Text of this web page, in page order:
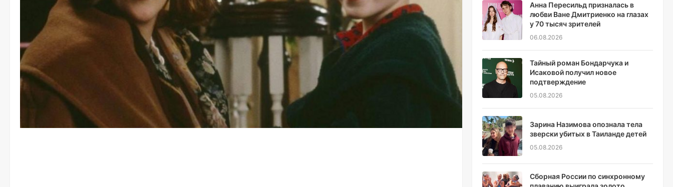
Анна Пересильд призналась в
любви Ване Дмитриенко на глазах
у 70 тысяч зрителей
06.08.2026
Тайный роман Бондарчука и
Исаковой получил новое
подтверждение
05.08.2026
Зарина Назимова опознала тела
зверски убитых в Таиланде детей
05.08.2026
Сборная России по синхронному